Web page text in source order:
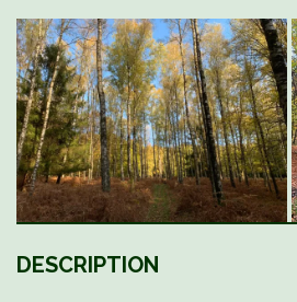
DESCRIPTION